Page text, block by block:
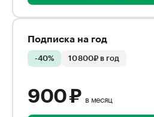
Подписка на год
-40% 10 800₽ в год
900 ₽ в месяц